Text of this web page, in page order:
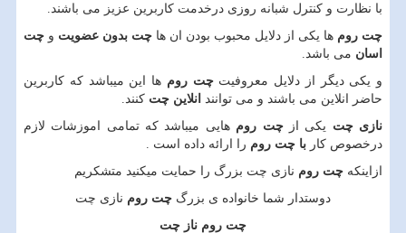
با نظارت و کنترل شبانه روزی درخدمت کاربرین عزیز می باشند.
چت روم ها یکی از دلایل محبوب بودن ان ها چت بدون عضویت و چت
اسان می باشد.
و یکی دیگر از دلایل معروفیتچت روم ها این میباشد که کاربرین
حاضر انلاین می باشند و می توانند انلاین چت کنند.
نازی چت یکی ازچت رومهایی میباشد که تمامی اموزشات لازم
درخصوص کار با چت روم را ارائه داده است .
ازاینکه چت روم نازی چت بزرگ را حمایت میکنید متشکریم
دوستدار شما خانواده ی بزرگ چت روم نازی چت
چت روم ناز چت